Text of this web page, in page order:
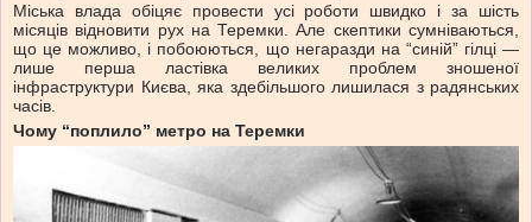
Міська влада обіцяє провести усі роботи швидко і за шість
місяців відновити рух на Теремки. Але скептики сумніваються,
що це можливо, і побоюються, що негаразди на “синій” гілці —
лише перша ластівка великих проблем зношеної
інфраструктури Києва, яка здебільшого лишилася з радянських
часів.
Чому “поплило” метро на Теремки